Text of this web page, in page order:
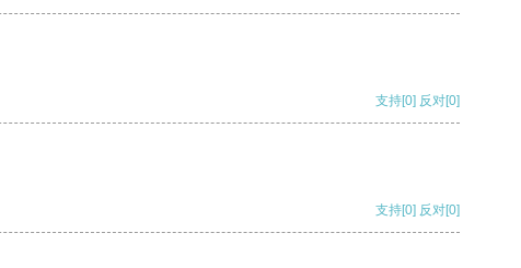
支持[0] 反对[0]
支持[0] 反对[0]